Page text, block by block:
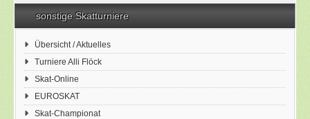
sonstige Skatturniere
Übersicht / Aktuelles
Turniere Alli Flöck
Skat-Online
EUROSKAT
Skat-Championat